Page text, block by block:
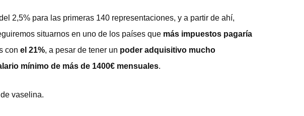
2,5% para las primeras 140 representaciones, y a partir de ahí,
situarnos en uno de los países que más impuestos pagaría
con el 21%, a pesar de tener un poder adquisitivo mucho
mínimo de más de 1400€ mensuales.
vaselina.